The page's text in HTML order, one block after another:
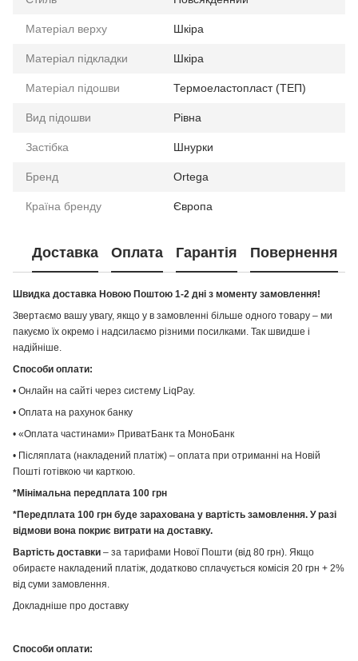
Матеріал верху Шкіра
Матеріал підкладки Шкіра
Матеріал підошви Термоеластопласт (ТЕП)
Вид підошви Рівна
Застібка Шнурки
Бренд Ortega
Країна бренду Європа
Доставка Оплата Гарантія Повернення
Швидка доставка Новою Поштою 1-2 дні з моменту замовлення!
Звертаємо вашу увагу, якщо у в замовленні більше одного товару – ми
пакуємо їх окремо і надсилаємо різними посилками. Так швидше і
надійніше.
Способи оплати:
• Онлайн на сайті через систему LiqPay.
• Оплата на рахунок банку
• «Оплата частинами» ПриватБанк та МоноБанк
• Післяплата (накладений платіж) – оплата при отриманні на Новій
Пошті готівкою чи карткою.
*Мінімальна передплата 100 грн
*Передплата 100 грн буде зарахована у вартість замовлення. У разі
відмови вона покриє витрати на доставку.
Вартість доставки – за тарифами Нової Пошти (від 80 грн). Якщо
обираєте накладений платіж, додатково сплачується комісія 20 грн + 2%
від суми замовлення.
Докладніше про доставку
Способи оплати: